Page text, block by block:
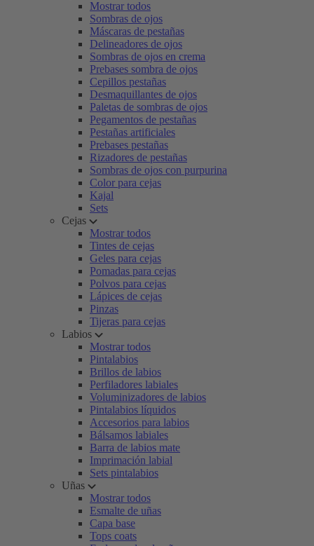
Mostrar todos
Sombras de ojos
Máscaras de pestañas
Delineadores de ojos
Sombras de ojos en crema
Prebases sombra de ojos
Cepillos pestañas
Desmaquillantes de ojos
Paletas de sombras de ojos
Pegamentos de pestañas
Pestañas artificiales
Prebases pestañas
Rizadores de pestañas
Sombras de ojos con purpurina
Color para cejas
Kajal
Sets
Cejas
Mostrar todos
Tintes de cejas
Geles para cejas
Pomadas para cejas
Polvos para cejas
Lápices de cejas
Pinzas
Tijeras para cejas
Labios
Mostrar todos
Pintalabios
Brillos de labios
Perfiladores labiales
Voluminizadores de labios
Pintalabios líquidos
Accesorios para labios
Bálsamos labiales
Barra de labios mate
Imprimación labial
Sets pintalabios
Uñas
Mostrar todos
Esmalte de uñas
Capa base
Tops coats